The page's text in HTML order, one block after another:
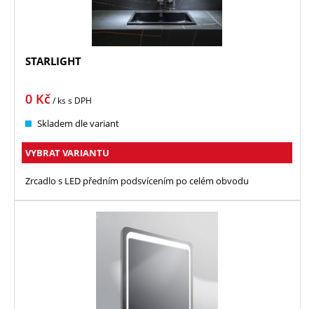
STARLIGHT
0 Kč/ kss DPH
Skladem dle variant
VYBRAT VARIANTU
Zrcadlo s LED předním podsvícením po celém obvodu